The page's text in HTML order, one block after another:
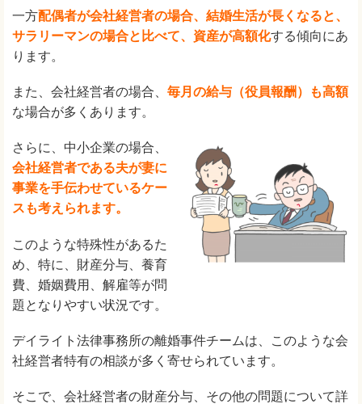
一方配偶者が会社経営者の場合、結婚生活が長くなると、
サラリーマンの場合と比べて、資産が高額化する傾向にあ
ります。
また、会社経営者の場合、 毎月の給与（役員報酬）も高額
な場合が多くあります。
さらに、中小企業の場合、
会社経営者である夫が妻に
事業を手伝わせているケー
スも考えられます。
このような特殊性があるた
め、特に、財産分与、養育
費、婚姻費用、解雇等が問
題となりやすい状況です。
デイライト法律事務所の離婚事件チームは、このような会
社経営者特有の相談が多く寄せられています。
そこで、会社経営者の財産分与、その他の問題について詳